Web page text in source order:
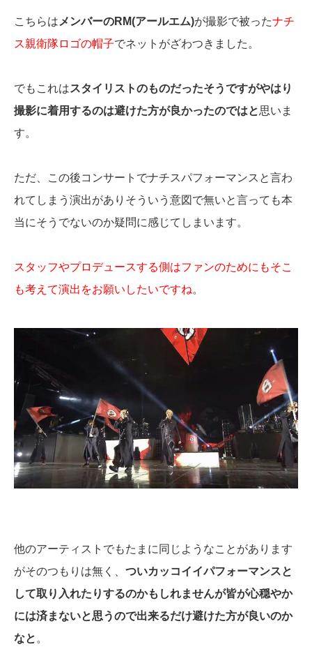
こちらは メンバーのRM(アールエム)が撮影で被ったナチ
ス親衛隊ロゴの帽子でネットがざわつきました。
でもこれはスタイリストのものだったそうですがやはり
撮影に着用するのは避けた方が良かったのではと思いま
す。
ただ、この後コンサートでナチスパフォーマンスと言わ
れてしまう演出がありそういう意図で無いと言っても本
当にそうでないのか疑問に感じてしまいます。
スタッフやプロデュースする側はファンのためにもそこ
も考えて演出をお願いしたいですね。
他のアーティストでもたまに同じようなことがあります
がそのつもりは無く、 ついカッコイイパフォーマンスと
して取り入れたりするのかもしれませんが皆が心穏やか
には済まないと思うので出来るだけ避けた方が良いのか
なと 。